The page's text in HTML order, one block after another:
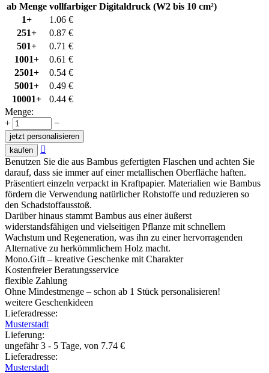
ab Menge vollfarbiger Digitaldruck (W2 bis 10 cm²)
1+
1.06 €
251+
0.87 €
501+
0.71 €
1001+
0.61 €
2501+
0.54 €
5001+
0.49 €
10001+
0.44 €
Menge:
+
−
jetzt personalisieren
kaufen

Benutzen Sie die aus Bambus gefertigten Flaschen und achten Sie
darauf, dass sie immer auf einer metallischen Oberfläche haften.
Präsentiert einzeln verpackt in Kraftpapier. Materialien wie Bambus
fördern die Verwendung natürlicher Rohstoffe und reduzieren so
den Schadstoffausstoß.
Darüber hinaus stammt Bambus aus einer äußerst
widerstandsfähigen und vielseitigen Pflanze mit schnellem
Wachstum und Regeneration, was ihn zu einer hervorragenden
Alternative zu herkömmlichem Holz macht.
Mono.Gift – kreative Geschenke mit Charakter
Kostenfreier Beratungsservice
flexible Zahlung
Ohne Mindestmenge – schon ab 1 Stück personalisieren!
weitere Geschenkideen
Lieferadresse:
Musterstadt
Lieferung:
ungefähr 3 - 5 Tage, von 7.74 €
Lieferadresse:
Musterstadt